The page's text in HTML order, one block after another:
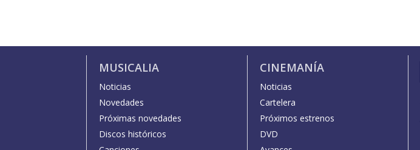
MUSICALIA
Noticias
Novedades
Próximas novedades
Discos históricos
CINEMANÍA
Noticias
Cartelera
Próximos estrenos
DVD